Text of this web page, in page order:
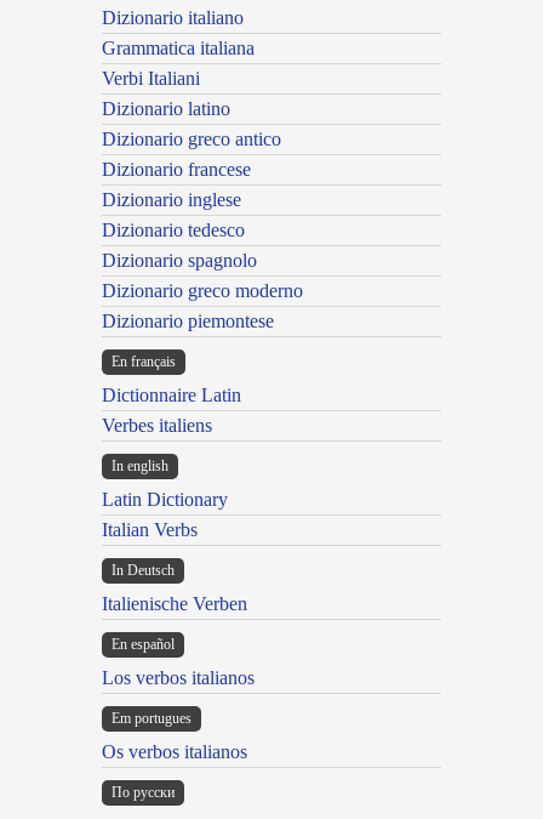
Dizionario italiano
Grammatica italiana
Verbi Italiani
Dizionario latino
Dizionario greco antico
Dizionario francese
Dizionario inglese
Dizionario tedesco
Dizionario spagnolo
Dizionario greco moderno
Dizionario piemontese
En français
Dictionnaire Latin
Verbes italiens
In english
Latin Dictionary
Italian Verbs
In Deutsch
Italienische Verben
En español
Los verbos italianos
Em portugues
Os verbos italianos
По русски